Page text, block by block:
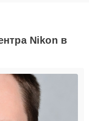
Nikon в